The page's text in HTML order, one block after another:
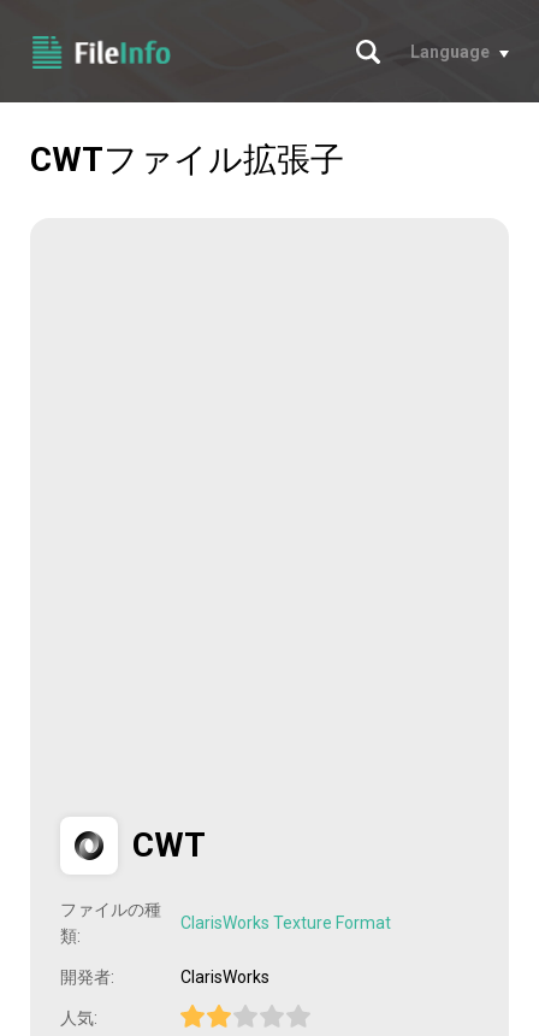
サーチ
Language
CWTファイル拡張子
CWT
ファイルの種
類:
ClarisWorks Texture Format
開発者: ClarisWorks
人気: